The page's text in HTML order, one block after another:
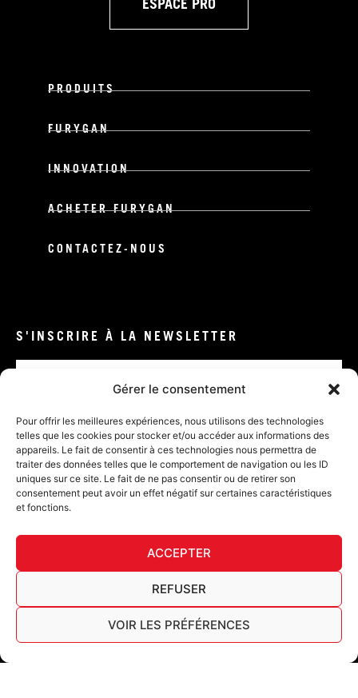
Gérer le consentement
Pour offrir les meilleures expériences, nous utilisons des technologies
telles que les cookies pour stocker et/ou accéder aux informations des
appareils. Le fait de consentir à ces technologies nous permettra de
traiter des données telles que le comportement de navigation ou les ID
uniques sur ce site. Le fait de ne pas consentir ou de retirer son
consentement peut avoir un effet négatif sur certaines caractéristiques
et fonctions.
ACCEPTER
REFUSER
VOIR LES PRÉFÉRENCES
ESPACE PRO
PRODUITS
FURYGAN
INNOVATION
ACHETER FURYGAN
CONTACTEZ-NOUS
S'INSCRIRE À LA NEWSLETTER
Email
FURY TIPS